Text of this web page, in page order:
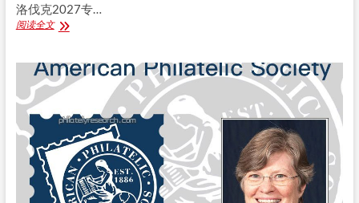
洛伐克2027专…
阅读全文斯
克
2027
世
邮
展
5
31
日